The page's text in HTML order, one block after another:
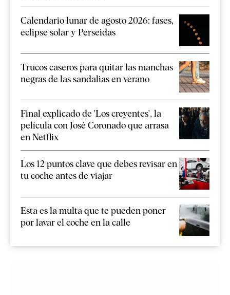
Calendario lunar de agosto 2026: fases,
eclipse solar y Perseidas
Trucos caseros para quitar las manchas
negras de las sandalias en verano
Final explicado de 'Los creyentes', la
película con José Coronado que arrasa
en Netflix
Los 12 puntos clave que debes revisar en
tu coche antes de viajar
Esta es la multa que te pueden poner
por lavar el coche en la calle